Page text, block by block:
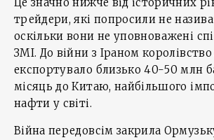
трейдери, які попросили не
оскільки вони не уповноважені
ЗМІ. До війни з Іраном королівство
експортувало близько 40-50 млн
місяць до Китаю, найбільшого
нафти у світі.
Війна передовсім закрила